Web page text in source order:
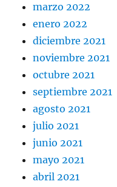
marzo 2022
enero 2022
diciembre 2021
noviembre 2021
octubre 2021
septiembre 2021
agosto 2021
julio 2021
junio 2021
mayo 2021
abril 2021